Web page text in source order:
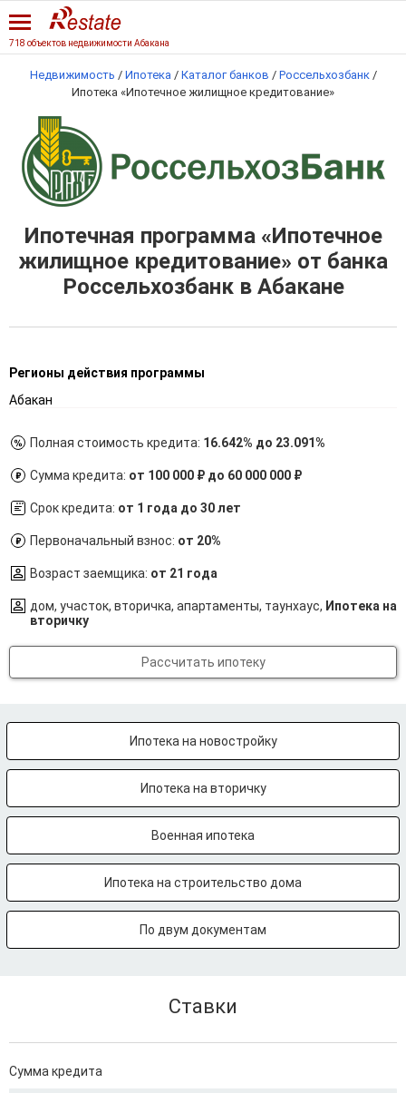
718 объектов недвижимости Абакана
Недвижимость / Ипотека / Каталог банков / Россельхозбанк /
Ипотека «Ипотечное жилищное кредитование»
Ипотечная программа «Ипотечное
жилищное кредитование» от банка
Россельхозбанк в Абакане
Регионы действия программы
Абакан
Полная стоимость кредита: 16.642% до 23.091%
Сумма кредита: от 100 000 ₽ до 60 000 000 ₽
Срок кредита: от 1 года до 30 лет
Первоначальный взнос: от 20%
Возраст заемщика: от 21 года
дом, участок, вторичка, апартаменты, таунхаус, Ипотека на
вторичку
Рассчитать ипотеку
Ипотека на новостройку
Ипотека на вторичку
Военная ипотека
Ипотека на строительство дома
По двум документам
Ставки
Сумма кредита